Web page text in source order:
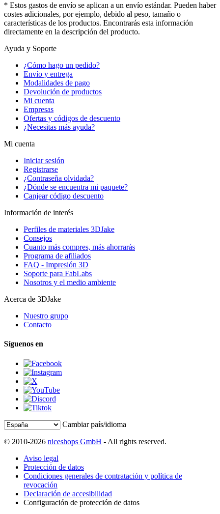
* Estos gastos de envío se aplican a un envío estándar. Pueden haber
costes adicionales, por ejemplo, debido al peso, tamaño o
características de los productos. Encontrarás esta información
directamente en la descripción del producto.
Ayuda y Soporte
¿Cómo hago un pedido?
Envío y entrega
Modalidades de pago
Devolución de productos
Mi cuenta
Empresas
Ofertas y códigos de descuento
¿Necesitas más ayuda?
Mi cuenta
Iniciar sesión
Registrarse
¿Contraseña olvidada?
¿Dónde se encuentra mi paquete?
Canjear código descuento
Información de interés
Perfiles de materiales 3DJake
Consejos
Cuanto más compres, más ahorrarás
Programa de afiliados
FAQ - Impresión 3D
Soporte para FabLabs
Nosotros y el medio ambiente
Acerca de 3DJake
Nuestro grupo
Contacto
Síguenos en
Cambiar país/idioma
© 2010-2026 niceshops GmbH - All rights reserved.
Aviso legal
Protección de datos
Condiciones generales de contratación y política de
revocación
Declaración de accesibilidad
Configuración de protección de datos